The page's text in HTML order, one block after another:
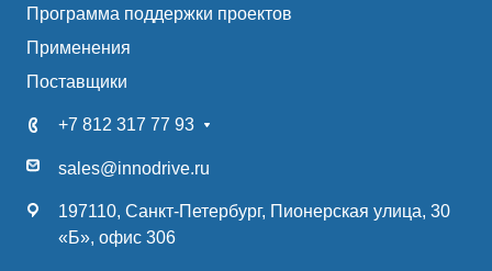
Программа поддержки проектов
Применения
Поставщики
+7 812 317 77 93
sales@innodrive.ru
197110, Санкт-Петербург, Пионерская улица, 30
«Б», офис 306